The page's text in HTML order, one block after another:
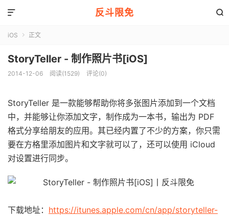
反斗限免 

iOS  正文
StoryTeller - 制作照片书[iOS]
2014-12-06 阅读(1529) 评论(0)
StoryTeller 是一款能够帮助你将多张图片添加到一个文档
中，并能够让你添加文字，制作成为一本书，输出为 PDF
格式分享给朋友的应用。其已经内置了不少的方案，你只需
要在方格里添加图片和文字就可以了，还可以使用 iCloud
对设置进行同步。
下载地址： https://itunes.apple.com/cn/app/storyteller-